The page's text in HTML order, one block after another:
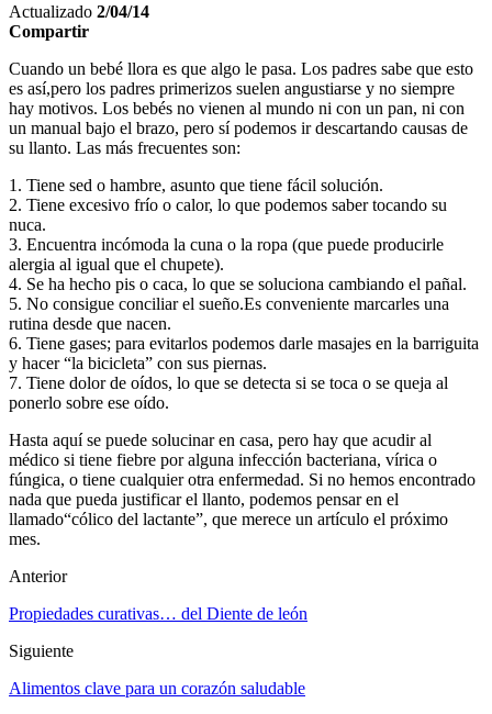
Actualizado 2/04/14
Compartir
Cuando un bebé llora es que algo le pasa. Los padres sabe que esto
es así,pero los padres primerizos suelen angustiarse y no siempre
hay motivos. Los bebés no vienen al mundo ni con un pan, ni con
un manual bajo el brazo, pero sí podemos ir descartando causas de
su llanto. Las más frecuentes son:
1. Tiene sed o hambre, asunto que tiene fácil solución.
2. Tiene excesivo frío o calor, lo que podemos saber tocando su
nuca.
3. Encuentra incómoda la cuna o la ropa (que puede producirle
alergia al igual que el chupete).
4. Se ha hecho pis o caca, lo que se soluciona cambiando el pañal.
5. No consigue conciliar el sueño.Es conveniente marcarles una
rutina desde que nacen.
6. Tiene gases; para evitarlos podemos darle masajes en la barriguita
y hacer “la bicicleta” con sus piernas.
7. Tiene dolor de oídos, lo que se detecta si se toca o se queja al
ponerlo sobre ese oído.
Hasta aquí se puede solucinar en casa, pero hay que acudir al
médico si tiene fiebre por alguna infección bacteriana, vírica o
fúngica, o tiene cualquier otra enfermedad. Si no hemos encontrado
nada que pueda justificar el llanto, podemos pensar en el
llamado“cólico del lactante”, que merece un artículo el próximo
mes.
Anterior
Propiedades curativas… del Diente de león
Siguiente
Alimentos clave para un corazón saludable